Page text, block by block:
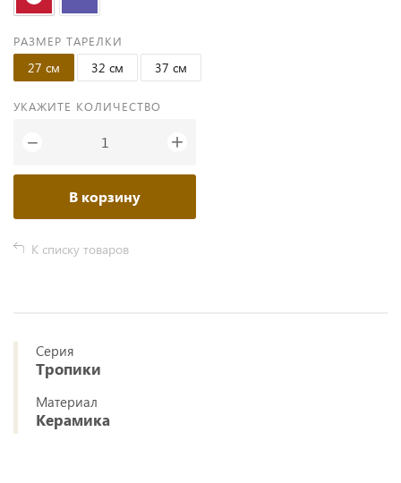
РАЗМЕР ТАРЕЛКИ
27 см 32 см 37 см
УКАЖИТЕ КОЛИЧЕСТВО
− +
В корзину
К списку товаров
Серия
Тропики
Материал
Керамика